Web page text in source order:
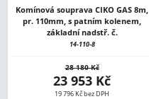
Komínová souprava CIKO GAS 8m,
pr. 110mm, s patním kolenem,
základní nadstř. č.
14-110-8
28 180 Kč
23 953 Kč
19 796 Kč bez DPH